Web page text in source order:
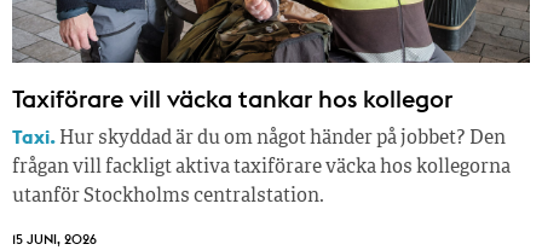
Taxiförare vill väcka tankar hos kollegor
Taxi. Hur skyddad är du om något händer på jobbet? Den
frågan vill fackligt aktiva taxiförare väcka hos kollegorna
utanför Stockholms centralstation.
15 JUNI, 2026